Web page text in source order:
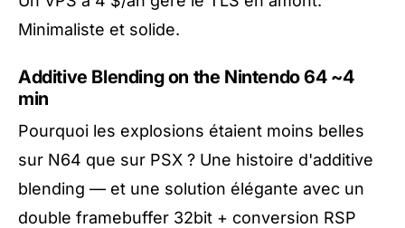
Minimaliste et solide.
Additive Blending on the Nintendo 64~4
min
Pourquoi les explosions étaient moins belles
sur N64 que sur PSX ? Une histoire d'additive
blending — et une solution élégante avec un
double framebuffer 32bit + conversion RSP